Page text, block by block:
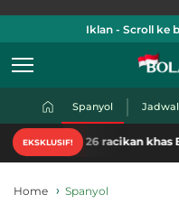
Iklan - Scroll ke
Spanyol Jadwal
EKSKLUSIF!
racikan khas Bola.com.
Home Spanyol